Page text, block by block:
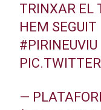
TRINXAR EL
HEM
#PIRINEUVIU
—